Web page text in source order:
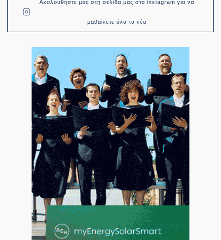
Ακολουθήστε μας στη σελίδα μας στο instagram για να
μαθαίνετε όλα τα νέα